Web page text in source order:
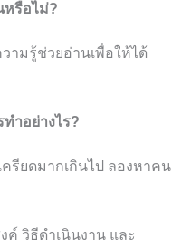
หรือไม่?
ามรู้ช่วยอ่านเพื่อให้ได้
ำอย่างไร?
รียดมากเกินไป ลองหาคน
วิธีดำเนินงาน และ